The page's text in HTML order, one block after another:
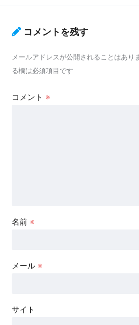
コメントを残す
メールアドレスが公開されることはあり
る欄は必須項目です
コメント ※
名前 ※
メール ※
サイト